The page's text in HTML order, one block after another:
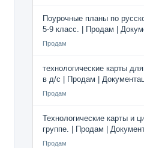
Поурочные планы по
5-9 класс. | Продам |
Продам
технологические карты
в д/с | Продам |
Продам
Технологические карты и
группе. | Продам |
Продам